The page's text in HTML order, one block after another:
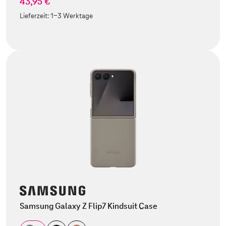
Lieferzeit:1-3 Werktage
Samsung Galaxy Z Flip7 Kindsuit Case